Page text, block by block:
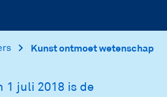
Kunst ontmoet wetenschap
1 juli 2018 is de